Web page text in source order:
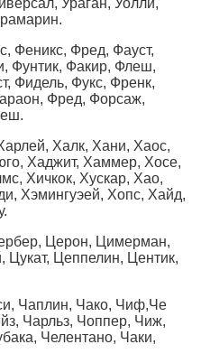
Ураган, Уолли,
Феникс, Фред, Фауст,
Фунтик, Факир, Флеш,
Фидель, Фукс, Френк,
Фред, Форсаж,
Халк, Хани, Хаос,
Хаджит, Хаммер, Хосе,
Хичкок, Хускар, Хао,
Хэмингуэей, Хопс, Хайд,
Церон, Цимерман,
Цукат, Цеппелин, Центик,
Чаплин, Чако, Чиф,Че
Чарльз, Чоппер, Чиж,
Челентано, Чаки,